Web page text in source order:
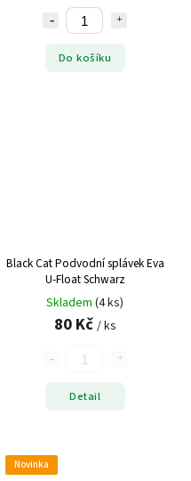
Do košíku
Black Cat Podvodní splávek Eva
U-Float Schwarz
Skladem (4 ks)
80 Kč / ks
Detail
Novinka